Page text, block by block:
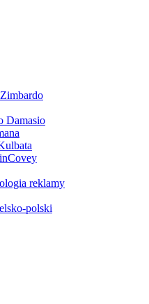
Damasio
reklamy
polski